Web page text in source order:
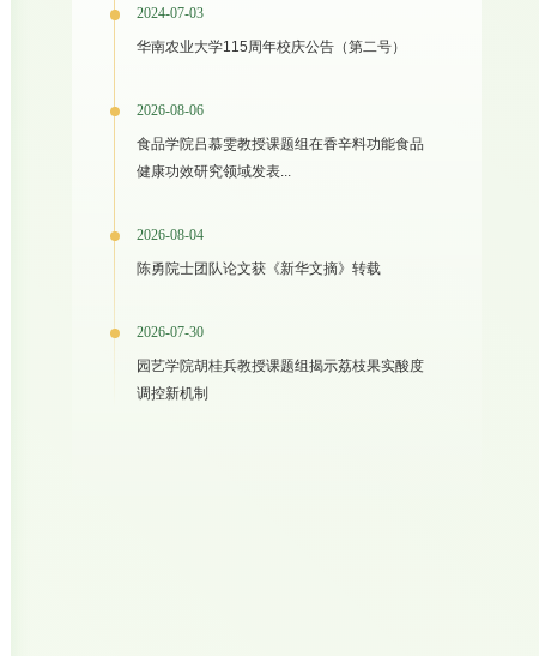
2024-07-03
华南农业大学115周年校庆公告（第二号）
2026-08-06
食品学院吕慕雯教授课题组在香辛料功能食品
健康功效研究领域发表...
2026-08-04
陈勇院士团队论文获《新华文摘》转载
2026-07-30
园艺学院胡桂兵教授课题组揭示荔枝果实酸度
调控新机制